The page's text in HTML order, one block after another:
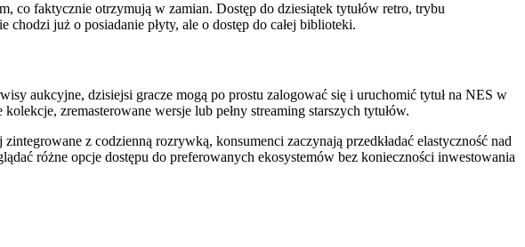
co faktycznie otrzymują w zamian. Dostęp do dziesiątek tytułów retro, trybu
już o posiadanie płyty, ale o dostęp do całej biblioteki.
aukcyjne, dzisiejsi gracze mogą po prostu zalogować się i uruchomić tytuł na NES w
zremasterowane wersje lub pełny streaming starszych tytułów.
z codzienną rozrywką, konsumenci zaczynają przedkładać elastyczność nad
różne opcje dostępu do preferowanych ekosystemów bez konieczności inwestowania